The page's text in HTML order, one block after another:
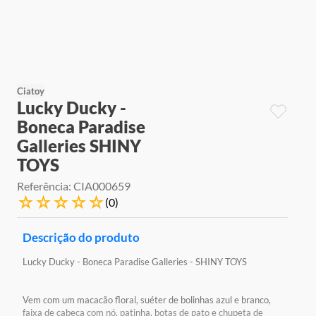
Ciatoy
Lucky Ducky -
Boneca Paradise
Galleries SHINY
TOYS
Referência: CIA000659
☆☆☆☆☆(0)
Descrição do produto
Lucky Ducky - Boneca Paradise Galleries - SHINY TOYS
Vem com um macacão floral, suéter de bolinhas azul e branco,
faixa de cabeça com nó, patinha, botas de pato e chupeta de